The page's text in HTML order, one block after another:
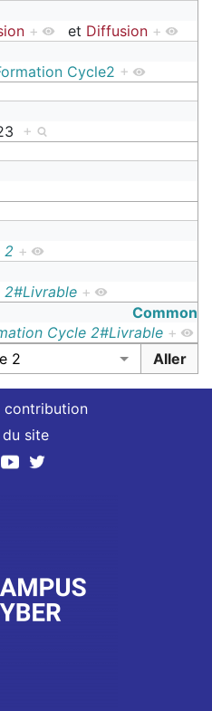
+ et Diffusion +
Cycle2 +
+
2 +
2#Livrable +
Common
Cycle 2#Livrable +
contribution
du site